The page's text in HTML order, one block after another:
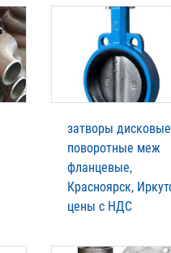
затворы дисковые
поворотные меж
фланцевые,
Красноярск,
цены с НДС